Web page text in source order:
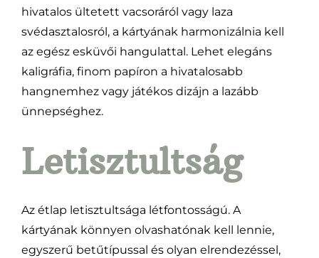
hivatalos ültetett vacsoráról vagy laza
svédasztalosról, a kártyának harmonizálnia kell
az egész esküvői hangulattal. Lehet elegáns
kaligráfia, finom papíron a hivatalosabb
hangnemhez vagy játékos dizájn a lazább
ünnepséghez.
Letisztultság
Az étlap letisztultsága létfontosságú. A
kártyának könnyen olvashatónak kell lennie,
egyszerű betűtípussal és olyan elrendezéssel,